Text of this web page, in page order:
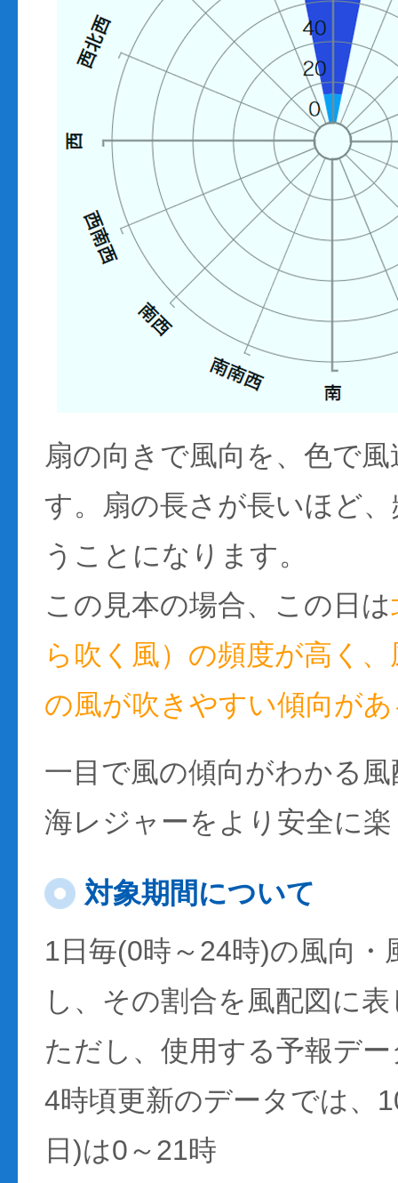
扇の向きで風向を、色で
す。扇の長さが長いほど
うことになります。
この見本の場合、この日は
ら吹く風）の頻度が高く
の風が吹きやすい傾向が
一目で風の傾向がわかる
海レジャーをより安全に
対象期間について
1日毎(0時～24時)の風向・
し、その割合を風配図に
ただし、使用する予報デ
4時頃更新のデータでは、
日)は0～21時